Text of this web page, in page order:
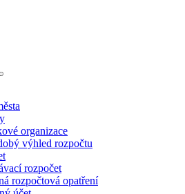
organizace
výhled rozpočtu
rozpočet
rozpočtová opatření